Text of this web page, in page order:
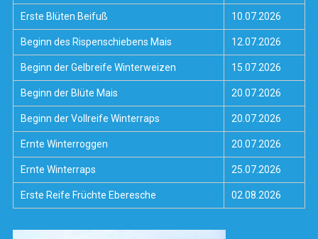
Erste Blüten Beifuß 10.07.2026
Beginn des Rispenschiebens Mais 12.07.2026
Beginn der Gelbreife Winterweizen 15.07.2026
Beginn der Blüte Mais 20.07.2026
Beginn der Vollreife Winterraps 20.07.2026
Ernte Winterroggen 20.07.2026
Ernte Winterraps 25.07.2026
Erste Reife Früchte Eberesche 02.08.2026